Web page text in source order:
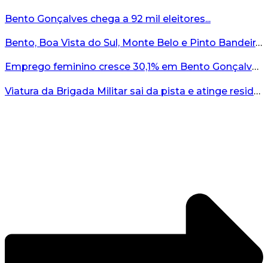
Bento Gonçalves chega a 92 mil eleitores...
Bento, Boa Vista do Sul, Monte Belo e Pinto Bandeira registram quatro casos de abigeato este ano...
Emprego feminino cresce 30,1% em Bento Gonçalves...
Viatura da Brigada Militar sai da pista e atinge residência no interior do RS...